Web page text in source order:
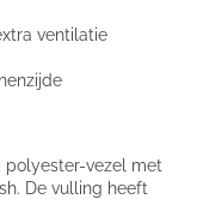
ventilatie
polyester-vezel met
De vulling heeft